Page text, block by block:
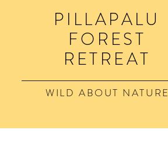
PILLAPALU
FOREST
RETREAT
WILD ABOUT NATURE